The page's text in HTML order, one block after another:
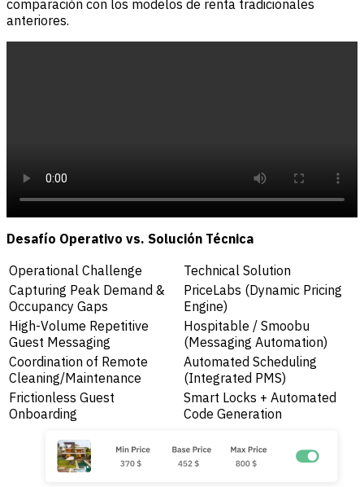
comparación con los modelos de renta tradicionales
anteriores.
Desafío Operativo vs. Solución Técnica
Operational Challenge
Technical Solution
Capturing Peak Demand &
Occupancy Gaps
PriceLabs (Dynamic Pricing
Engine)
High-Volume Repetitive
Guest Messaging
Hospitable / Smoobu
(Messaging Automation)
Coordination of Remote
Cleaning/Maintenance
Automated Scheduling
(Integrated PMS)
Frictionless Guest
Onboarding
Smart Locks + Automated
Code Generation